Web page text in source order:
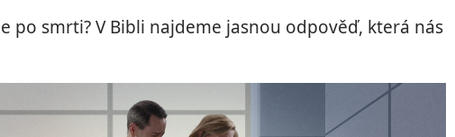
po smrti? V Bibli najdeme jasnou odpověď, která nás